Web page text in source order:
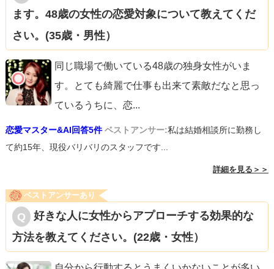
ます。48歳の女性の恋愛対象について教えてくだ
さい。(35歳・男性）
同じ職場で働いている48歳の独身女性がいま
す。とても綺麗で仕事も出来て素敵だなと思っ
ているうちに、恋...
恋愛マスター&AI回答5件 ベストアンサー:私は結婚相談所に勤務し
て約15年、現役バリバリのスタッフです...
詳細を見る＞＞
ベストアンサーあり
好きな人に女性からアプローチする効果的な
方法を教えてください。(22歳・女性）